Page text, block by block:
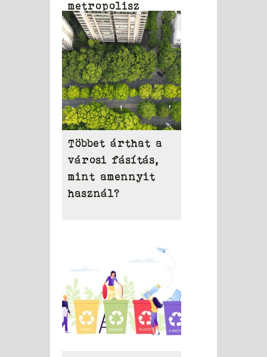
metropolisz
területén
Többet árthat a
városi fásítás,
mint amennyit
használ?